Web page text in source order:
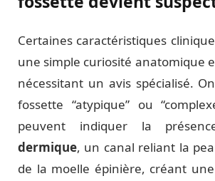
Certaines caractéristiques
une simple curiosité anatomique
nécessitant un avis spécialisé.
fossette “atypique” ou
peuvent indiquer la
dermique, un canal reliant la
de la moelle épinière, créant